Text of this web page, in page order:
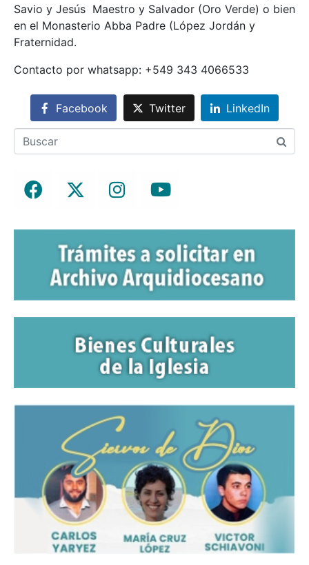
Savio y Jesús Maestro y Salvador (Oro Verde) o bien
en el Monasterio Abba Padre (López Jordán y
Fraternidad.
Contacto por whatsapp: +549 343 4066533
Facebook Twitter LinkedIn